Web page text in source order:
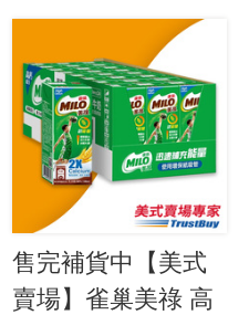
售完補貨中【美式
賣場】雀巢美祿 高